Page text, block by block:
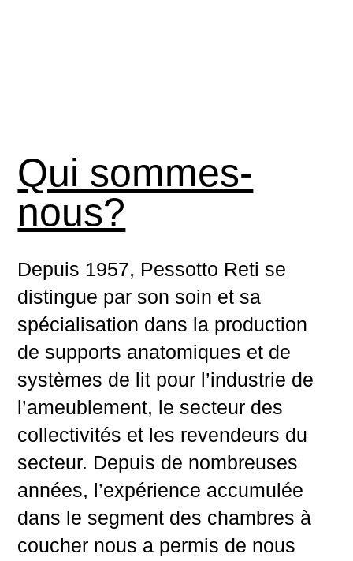
Qui sommes-
nous?
Depuis 1957, Pessotto Reti se
distingue par son soin et sa
spécialisation dans la production
de supports anatomiques et de
systèmes de lit pour l’industrie de
l’ameublement, le secteur des
collectivités et les revendeurs du
secteur. Depuis de nombreuses
années, l’expérience accumulée
dans le segment des chambres à
coucher nous a permis de nous